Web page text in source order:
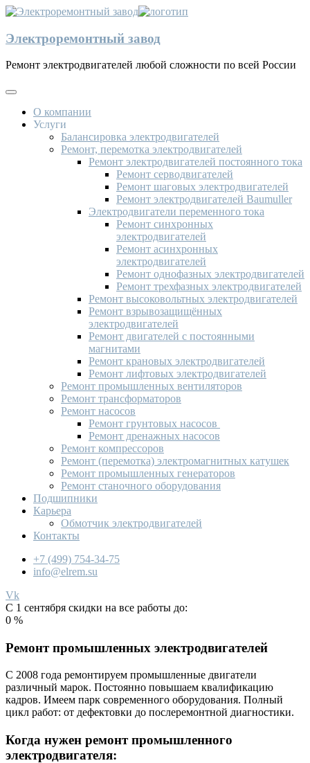
Электроремонтный завод
Ремонт электродвигателей любой сложности по всей России
О компании
Услуги
Балансировка электродвигателей
Ремонт, перемотка электродвигателей
Ремонт электродвигателей постоянного тока
Ремонт серводвигателей
Ремонт шаговых электродвигателей
Ремонт электродвигателей Baumuller
Электродвигатели переменного тока
Ремонт синхронных
электродвигателей
Ремонт асинхронных
электродвигателей
Ремонт однофазных электродвигателей
Ремонт трехфазных электродвигателей
Ремонт высоковольтных электродвигателей
Ремонт взрывозащищённых
электродвигателей
Ремонт двигателей с постоянными
магнитами
Ремонт крановых электродвигателей
Ремонт лифтовых электродвигателей
Ремонт промышленных вентиляторов
Ремонт трансформаторов
Ремонт насосов
Ремонт грунтовых насосов
Ремонт дренажных насосов
Ремонт компрессоров
Ремонт (перемотка) электромагнитных катушек
Ремонт промышленных генераторов
Ремонт станочного оборудования
Подшипники
Карьера
Обмотчик электродвигателей
Контакты
+7 (499) 754-34-75
info@elrem.su
Vk
С 1 сентября скидки на все работы до:
0 %
Ремонт промышленных электродвигателей
С 2008 года ремонтируем промышленные двигатели
различный марок. Постоянно повышаем квалификацию
кадров. Имеем парк современного оборудования. Полный
цикл работ: от дефектовки до послеремонтной диагностики.
Когда нужен ремонт промышленного
электродвигателя: